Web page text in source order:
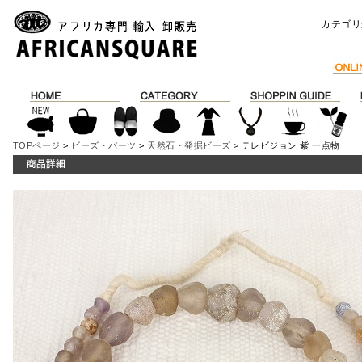
カテゴ
TOPページ > ビーズ・パーツ > 天然石・発掘ビーズ > テレビジョン 紫 一点物